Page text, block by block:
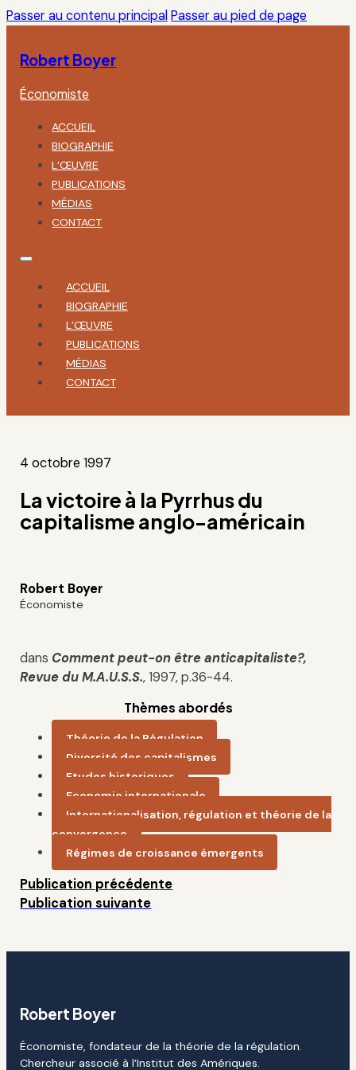
Passer au contenu principal Passer au pied de page
Robert Boyer
Économiste
ACCUEIL
BIOGRAPHIE
L’ŒUVRE
PUBLICATIONS
MÉDIAS
CONTACT
ACCUEIL
BIOGRAPHIE
L’ŒUVRE
PUBLICATIONS
MÉDIAS
CONTACT
4 octobre 1997
La victoire à la Pyrrhus du
capitalisme anglo-américain
Robert Boyer
Économiste
dans Comment peut-on être anticapitaliste?,
Revue du M.A.U.S.S., 1997, p.36-44.
Thèmes abordés
Théorie de la Régulation
Diversité des capitalismes
Etudes historiques
Economie internationale
Internationalisation, régulation et théorie de la
convergence
Régimes de croissance émergents
Publication précédente
Publication suivante
Robert Boyer
Économiste, fondateur de la théorie de la régulation.
Chercheur associé à l’Institut des Amériques.